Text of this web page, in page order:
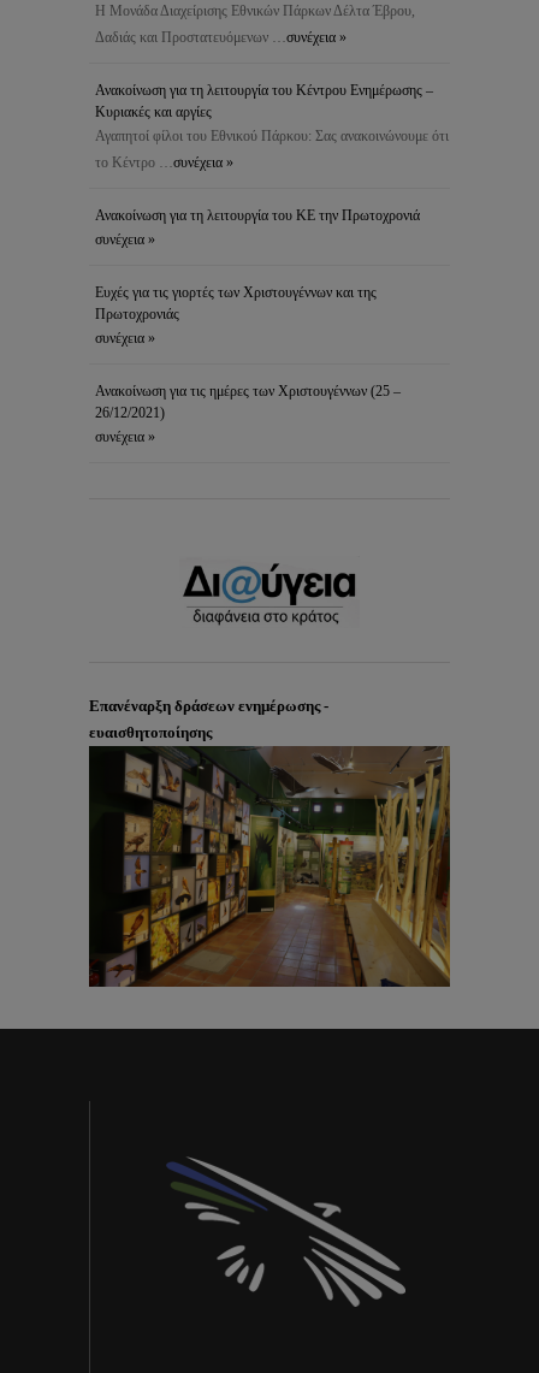
Η Μονάδα Διαχείρισης Εθνικών Πάρκων Δέλτα Έβρου,
Δαδιάς και Προστατευόμενων …συνέχεια »
Ανακοίνωση για τη λειτουργία του Κέντρου Ενημέρωσης –
Κυριακές και αργίες
Αγαπητοί φίλοι του Εθνικού Πάρκου: Σας ανακοινώνουμε ότι
το Κέντρο …συνέχεια »
Ανακοίνωση για τη λειτουργία του ΚΕ την Πρωτοχρονιά
συνέχεια »
Ευχές για τις γιορτές των Χριστουγέννων και της
Πρωτοχρονιάς
συνέχεια »
Ανακοίνωση για τις ημέρες των Χριστουγέννων (25 –
26/12/2021)
συνέχεια »
Επανέναρξη δράσεων ενημέρωσης -
ευαισθητοποίησης